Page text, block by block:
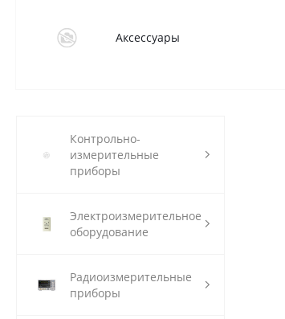
Аксессуары
Контрольно-
измерительные
приборы
Электроизмерительное
оборудование
Радиоизмерительные
приборы